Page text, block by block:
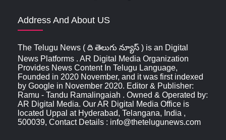
Address And About US
The Telugu News ( ది తెలుగు న్యూస్‌ ) is an Digital
News Platforms . AR Digital Media Organization
Provides News Content In Telugu Language,
Founded in 2020 November, and it was first indexed
by Google in November 2020. Editor & Publisher:
Ramu - Tandu Ramalingaiah . Owned & Operated by:
AR Digital Media. Our AR Digital Media Office is
located Uppal at Hyderabad, Telangana, India ,
500039, Contact Details : info@thetelugunews.com